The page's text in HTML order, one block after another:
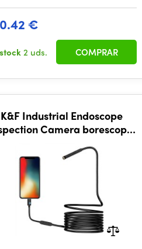
€
2 uds. COMPRAR
K&F Industrial Endoscope
Camera borescope,
LED lights for iPhone, 8mm -
2m